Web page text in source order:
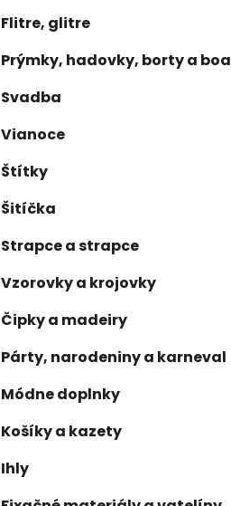
Flitre, glitre
Prýmky, hadovky, borty a boa
Svadba
Vianoce
Štítky
Šitíčka
Strapce a strapce
Vzorovky a krojovky
Čipky a madeiry
Párty, narodeniny a karneval
Módne doplnky
Košíky a kazety
Ihly